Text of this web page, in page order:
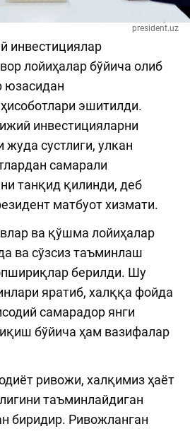
president.uz
инвестициялар
лойиҳалар бўйича олиб
юзасидан
эшитилди.
инвестицияларни
сустлиги, улкан
самарали
танқид қилинди, деб
матбуот хизмати.
ва қўшма лойиҳалар
ва сўзсиз таъминлаш
берилди. Шу
яратиб, халққа фойда
самарадор янги
бўйича ҳам вазифалар
ривожи, халқимиз ҳаёт
таъминлайдиган
биридир. Ривожланган